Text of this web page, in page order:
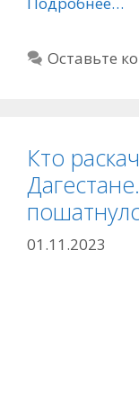
Оставьте
Кто
01.11.2023